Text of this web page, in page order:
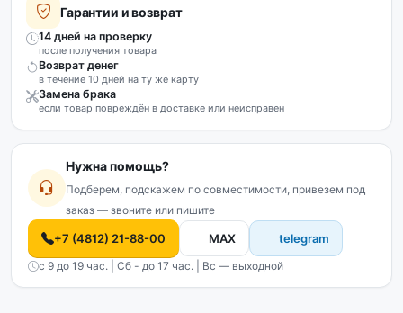
Гарантии и возврат
14 дней на проверку
после получения товара
Возврат денег
в течение 10 дней на ту же карту
Замена брака
если товар повреждён в доставке или неисправен
Нужна помощь?
Подберем, подскажем по совместимости, привезем под
заказ — звоните или пишите
+7 (4812) 21-88-00 MAX telegram
с 9 до 19 час. | Сб - до 17 час. | Вс — выходной